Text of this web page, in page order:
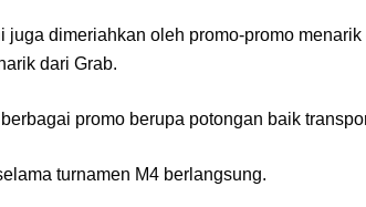
juga dimeriahkan oleh promo-promo
dari Grab.
promo berupa potongan baik
turnamen M4 berlangsung.